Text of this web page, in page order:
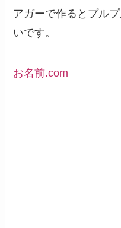
アガーで作るとプル
いです。
お名前.com